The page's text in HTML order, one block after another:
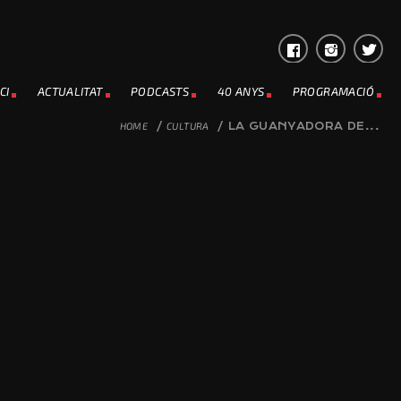
ACTUALITAT PODCASTS 40 ANYS PROGRAMACIÓ
HOME / CULTURA / LA GUANYADORA DE...